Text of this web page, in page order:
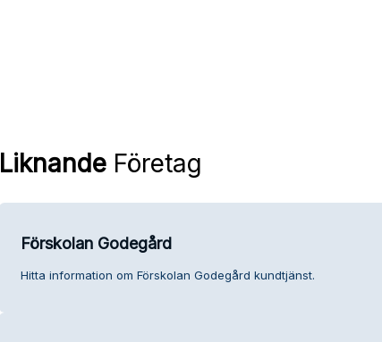
LiknandeFöretag
Förskolan Godegård
Hitta information om Förskolan Godegård kundtjänst.